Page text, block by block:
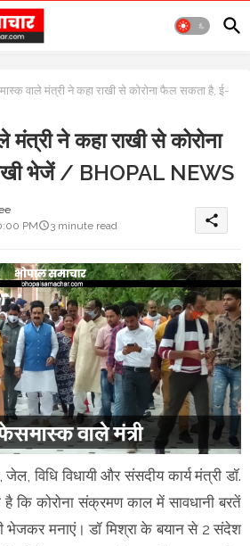
वाले मंत्री ने कहा राखी से कोरोना फैल सकता है, ई-
मंत्री ने कहा राखी से कोरोना
भेजें / BHOPAL NEWS
PM
3 minute read share
विधि विधायी और संसदीय कार्य मंत्री डॉ.
है कि कोरोना संक्रमण काल में सावधानी बरतें
भेजकर मनाएं। डॉ मिश्रा के बयान से 2 संदेश